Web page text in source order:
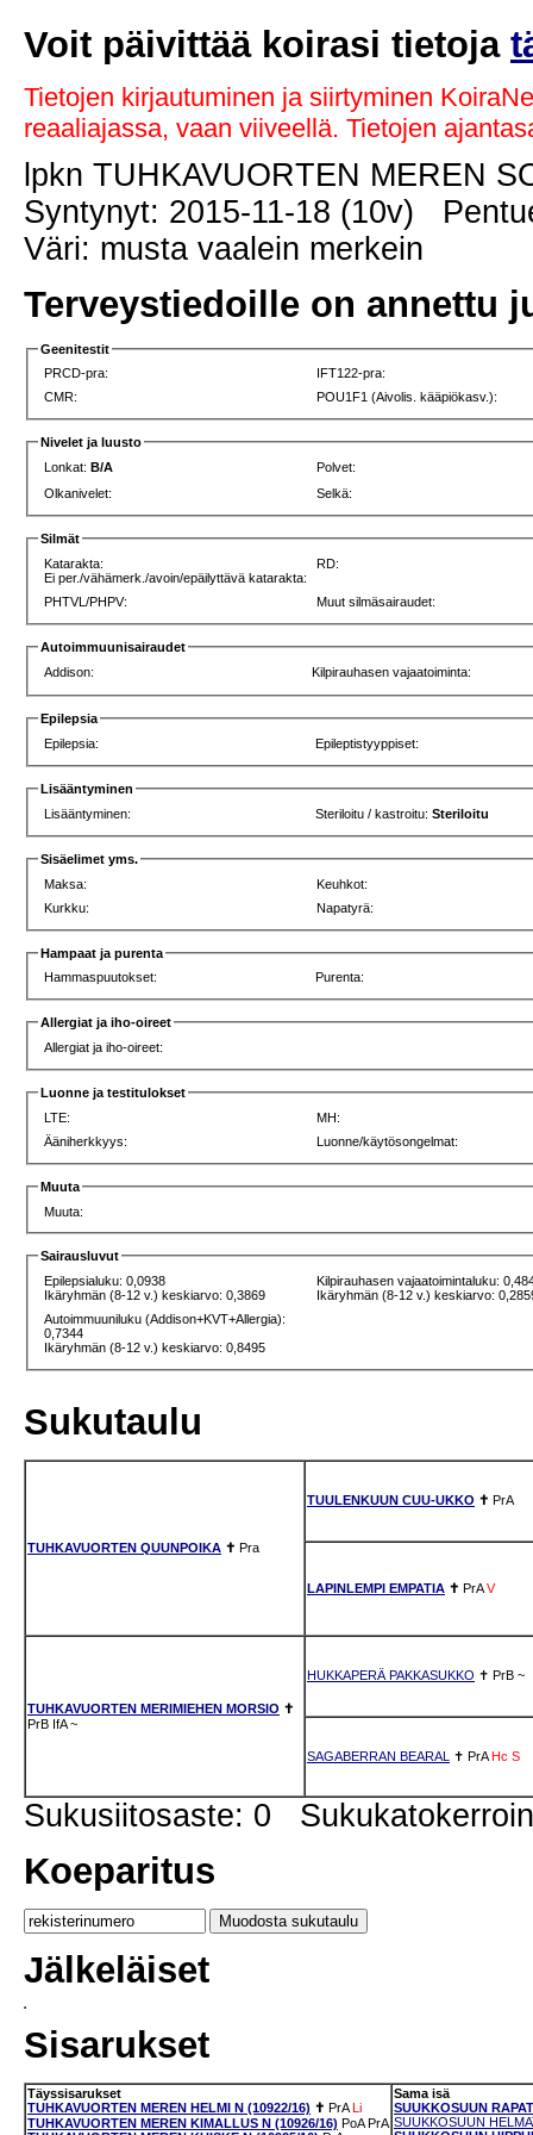
Voit päivittää koirasi tietoja
Tietojen kirjautuminen ja siirtyminen
reaaliajassa, vaan viiveellä. Tietojen
lpkn TUHKAVUORTEN MEREN
Syntynyt: 2015-11-18 (10v)
Väri: musta vaalein merkein
Terveystiedoille on annettu
Geenitestit
PRCD-pra:
IFT122-pra:
CMR:
POU1F1 (Aivolis. kääpiökasv.):
Nivelet ja luusto
Lonkat:B/A
Polvet:
Olkanivelet:
Selkä:
Silmät
Katarakta:
Ei per./vähämerk./avoin/epäilyttävä katarakta:
RD:
PHTVL/PHPV: Muut silmäsairaudet:
Autoimmuunisairaudet
Addison:
Kilpirauhasen vajaatoiminta:
Epilepsia
Epilepsia:
Epileptistyyppiset:
Lisääntyminen
Lisääntyminen:
Steriloitu / kastroitu:Steriloitu
Sisäelimet yms.
Maksa:
Keuhkot:
Kurkku:
Napatyrä:
Hampaat ja purenta
Hammaspuutokset:
Purenta:
Allergiat ja iho-oireet
Allergiat ja iho-oireet:
Luonne ja testitulokset
LTE:
MH:
Ääniherkkyys:
Luonne/käytösongelmat:
Muuta
Muuta:
Sairausluvut
Epilepsialuku: 0,0938
Ikäryhmän (8-12 v.) keskiarvo: 0,3869
Kilpirauhasen vajaatoimintaluku:
Ikäryhmän (8-12 v.) keskiarvo:
Autoimmuuniluku (Addison+KVT+Allergia):
0,7344
Ikäryhmän (8-12 v.) keskiarvo: 0,8495
Sukutaulu
TUHKAVUORTEN QUUNPOIKA ✝ Pra
TUULENKUUN CUU-UKKO ✝ PrA
LAPINLEMPI EMPATIA ✝ PrA V
TUHKAVUORTEN MERIMIEHEN MORSIO ✝
PrB IfA ~
HUKKAPERÄ PAKKASUKKO ✝ PrB ~
SAGABERRAN BEARAL ✝ PrA Hc S
Sukusiitosaste: 0
Koeparitus
Jälkeläiset
Sisarukset
Täyssisarukset
TUHKAVUORTEN MEREN HELMI N (10922/16) ✝ PrA Li
TUHKAVUORTEN MEREN KIMALLUS N (10926/16) PoA PrA
Sama isä
SUUKKOSUUN
SUUKKOSUUN